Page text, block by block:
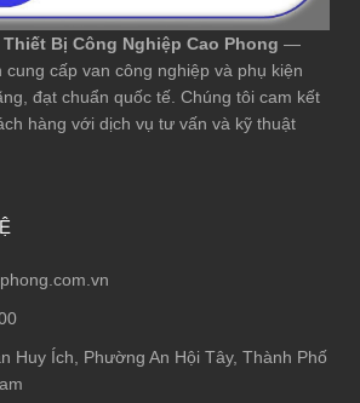
Thiết Bị Công Nghiệp Cao Phong —
cấp van công nghiệp và phụ kiện
đạt chuẩn quốc tế. Chúng tôi cam kết
hàng với dịch vụ tư vấn và kỹ thuật
Huy Ích, Phường An Hội Tây, Thành Phố